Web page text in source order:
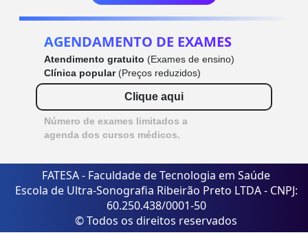
AGENDAMENTO DE EXAMES
Atendimento gratuito (Exames de ensino)
Clínica popular(Preços reduzidos)
Clique aqui
Número de exames limitados a
agenda dos cursos médicos.
FATESA - Faculdade de Tecnologia em Saúde
Escola de Ultra-Sonografia Ribeirão Preto LTDA - CNPJ:
60.250.438/0001-50
© Todos os direitos reservados